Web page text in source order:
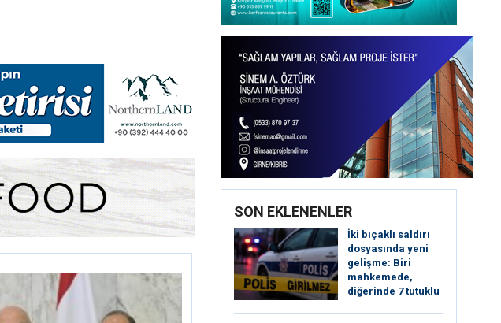
SON EKLENENLER
İki bıçaklı saldırı
dosyasında yeni
gelişme: Biri
mahkemede,
diğerinde 7 tutuklu